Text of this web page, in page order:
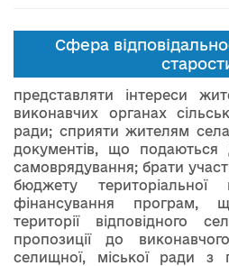
Сфера
представляти інтереси
виконавчих органах
ради; сприяти жителям
документів, що подаються
самоврядування; брати
бюджету
фінансування програм,
території відповідного
пропозиції до
селищної, міської ради з